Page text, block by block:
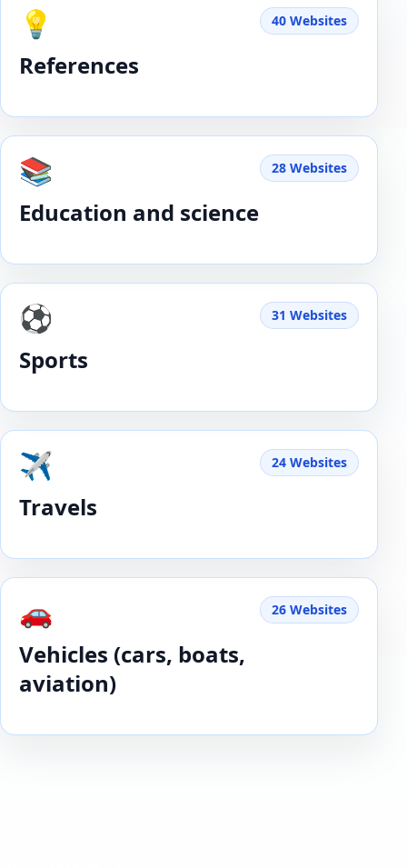
💡
References
40 Websites
📚
Education and science
28 Websites
⚽️
Sports
31 Websites
✈️
Travels
24 Websites
🚗
Vehicles (cars, boats,
aviation)
26 Websites